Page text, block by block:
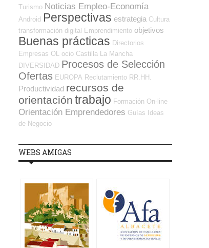
Turismo Noticias Empleo-Economía
Android Perspectivas estrategia Cultura
transformación digital
Emprendimiento objetivos
Buenas prácticas Directorios
Empresas OL
ocio Castilla La Mancha
DIVERSIDAD Procesos de Selección
Ofertas EUROPA Reclutamiento RR.HH.
Productividad recursos de
orientación trabajo Formación On-line
Orientación Emprendedores Guías
Ideas
de Negocio
WEBS AMIGAS